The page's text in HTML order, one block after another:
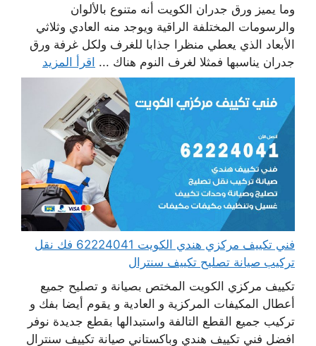
وما يميز ورق جدران الكويت أنه متنوع بالألوان
والرسومات المختلفة الراقية ويوجد منه العادي وثلاثي
الأبعاد الذي يعطي منظرا جذابا للغرف ولكل غرفة ورق
جدران يناسبها فمثلا لغرف النوم هناك ... اقرأ المزيد
فني تكييف مركزي هندي الكويت 62224041 فك نقل
تركيب صيانة تصليح تكييف سنترال
تكييف مركزي الكويت المختص بصيانة و تصليح جميع
أعطال المكيفات المركزية و العادية و يقوم أيضا بفك و
تركيب جميع القطع التالفة واستبدالها بقطع جديدة نوفر
افضل فني تكييف هندي وباكستاني صيانة تكييف سنترال